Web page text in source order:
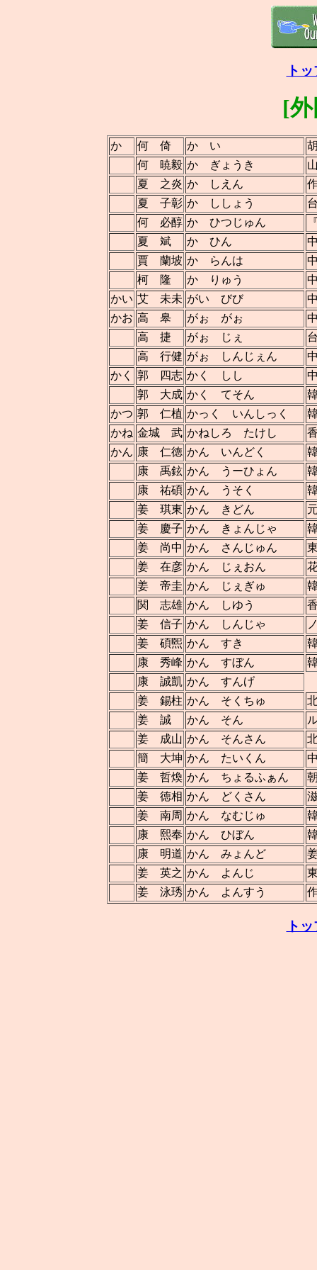
ト
[
か 何 倚 か い
何 暁毅 か ぎょうき
夏 之炎 か しえん
夏 子彰 か ししょう
何 必醇 か ひつじゅん
夏 斌
か ひん
賈 蘭坡 か らんは
柯 隆
か りゅう
かい 艾 未未 がい びび
かお 高 皋 がぉ がぉ
高 捷
がぉ じぇ
高 行健 がぉ しんじぇん
かく
郭 四志 かく しし
郭 大成 かく てそん
かつ 郭 仁植 かっく いんしっく
かね 金城 武 かねしろ たけし
かん 康 仁徳 かん いんどく
康 禹鉉 かん うーひょん
康 祐碩 かん うそく
姜 琪東 かん きどん
姜 慶子 かん きょんじゃ
姜 尚中 かん さんじゅん
姜 在彦 かん じぇおん
姜 帝圭 かん じぇぎゅ
関 志雄 かん しゆう
姜 信子 かん しんじゃ
姜 碩煕 かん すき
康 秀峰 かん すぼん
康 誠凱 かん すんげ
姜 錫柱 かん そくちゅ
姜 誠
かん そん
姜 成山 かん そんさん
簡 大坤 かん たいくん
姜 哲煥 かん ちょるふぁん
姜 徳相 かん どくさん
姜 南周 かん なむじゅ
康 熙奉 かん ひぼん
康 明道 かん みょんど
姜 英之 かん よんじ
姜 泳琇 かん よんすう
ト